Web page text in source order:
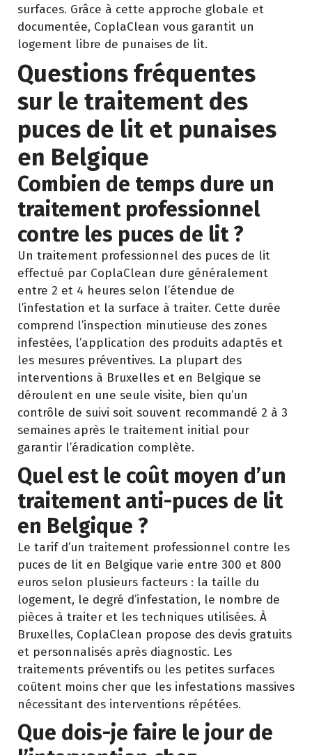
surfaces. Grâce à cette approche globale et
documentée, CoplaClean vous garantit un
logement libre de punaises de lit.
Questions fréquentes
sur le traitement des
puces de lit et punaises
en Belgique
Combien de temps dure un
traitement professionnel
contre les puces de lit ?
Un traitement professionnel des puces de lit
effectué par CoplaClean dure généralement
entre 2 et 4 heures selon l’étendue de
l’infestation et la surface à traiter. Cette durée
comprend l’inspection minutieuse des zones
infestées, l’application des produits adaptés et
les mesures préventives. La plupart des
interventions à Bruxelles et en Belgique se
déroulent en une seule visite, bien qu’un
contrôle de suivi soit souvent recommandé 2 à 3
semaines après le traitement initial pour
garantir l’éradication complète.
Quel est le coût moyen d’un
traitement anti-puces de lit
en Belgique ?
Le tarif d’un traitement professionnel contre les
puces de lit en Belgique varie entre 300 et 800
euros selon plusieurs facteurs : la taille du
logement, le degré d’infestation, le nombre de
pièces à traiter et les techniques utilisées. À
Bruxelles, CoplaClean propose des devis gratuits
et personnalisés après diagnostic. Les
traitements préventifs ou les petites surfaces
coûtent moins cher que les infestations massives
nécessitant des interventions répétées.
Que dois-je faire le jour de